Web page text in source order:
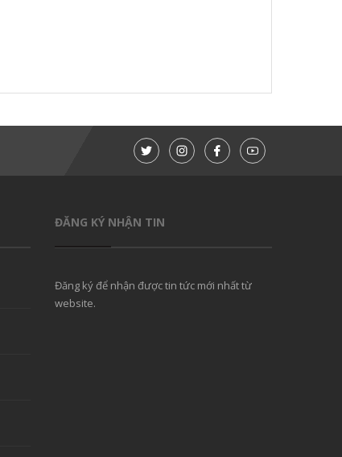
ĐĂNG KÝ NHẬN TIN
Đăng ký để nhận được tin tức mới nhất từ
website.